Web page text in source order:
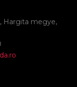
Hargita megye,